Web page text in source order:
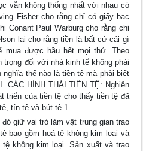
vẫn không thống nhất với nhau có
Fisher cho rằng chỉ có giấy bạc
Conant Paul Warburg cho rằng chi
lại cho rằng tiền là bất cứ cái gì
mua được hầu hết mọi thứ. Theo
trọng đối với nhà kinh tế không phải
nghĩa thế nào là tiền tệ mà phải biết
CÁC HÌNH THÁI TIỀN TỆ: Nghiên
triển của tiền tệ cho thấy tiền tệ đã
tín tệ và bút tệ 1
giữ vai trò làm vật trung gian trao
bao gồm hoá tệ không kim loại và
không kim loại. Sản xuất và trao